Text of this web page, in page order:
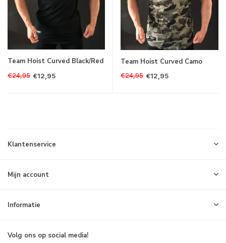
Team Hoist Curved Black/Red
€24,95 €12,95
Team Hoist Curved Camo
€24,95 €12,95
Klantenservice
Mijn account
Informatie
Volg ons op social media!